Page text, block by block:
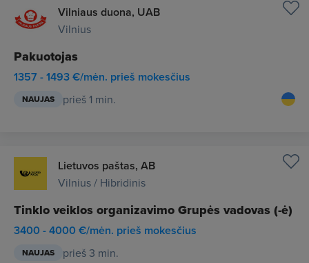
Vilniaus duona, UAB
Vilnius
Pakuotojas
1357 - 1493 €/mėn. prieš mokesčius
NAUJAS prieš 1 min.
Lietuvos paštas, AB
Vilnius / Hibridinis
Tinklo veiklos organizavimo Grupės vadovas (-ė)
3400 - 4000 €/mėn. prieš mokesčius
NAUJAS prieš 3 min.